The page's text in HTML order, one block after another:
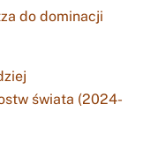
do dominacji
świata (2024-